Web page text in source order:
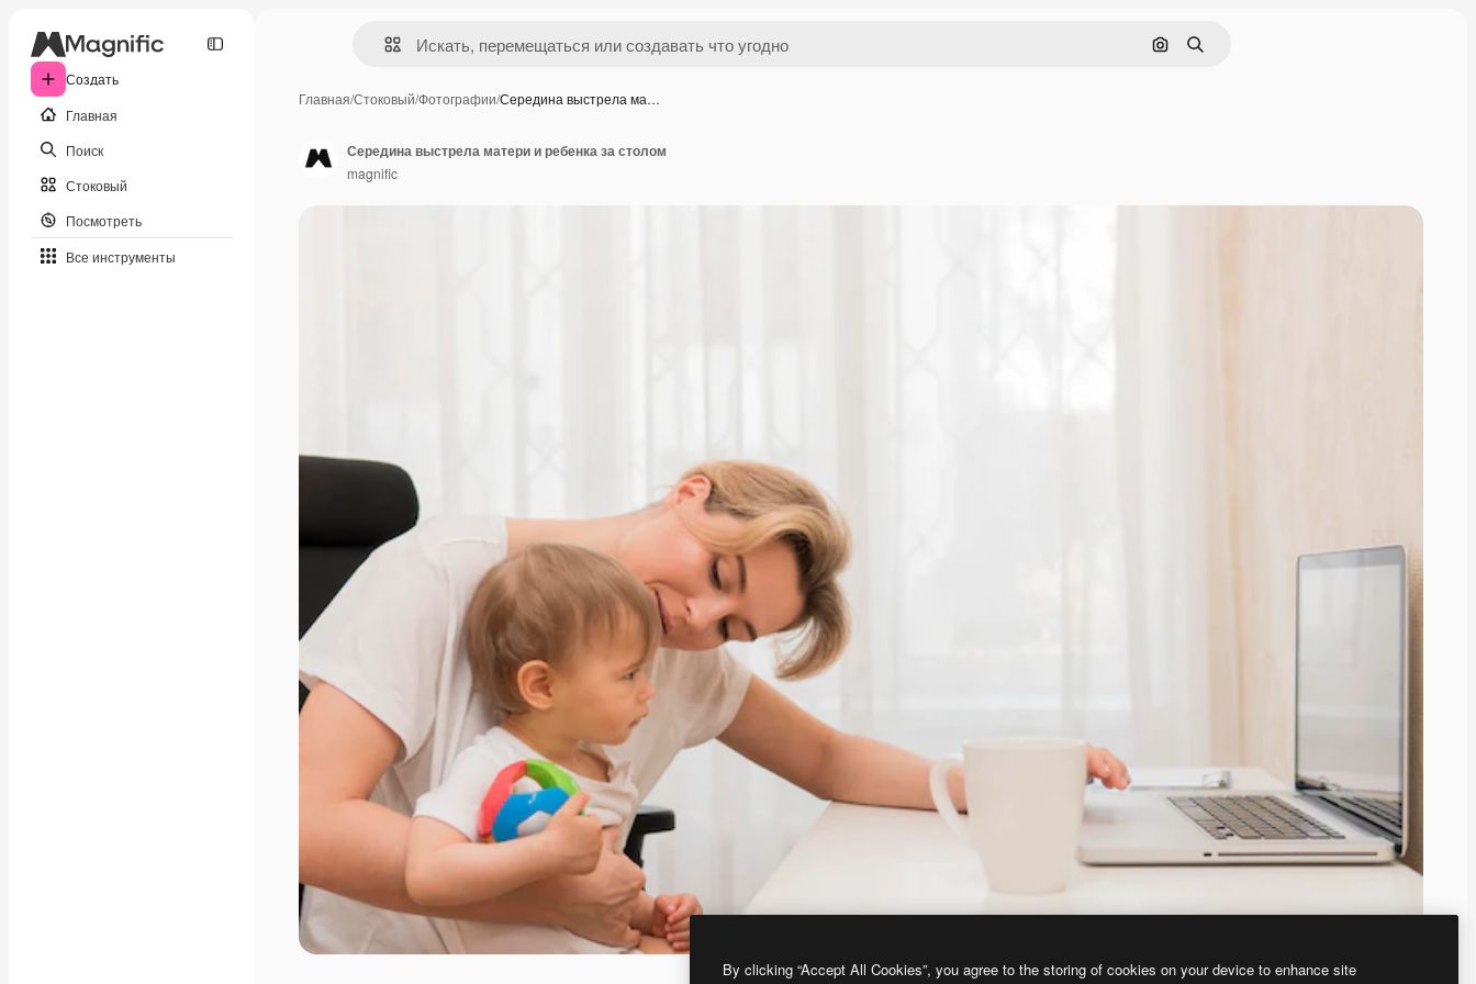
Создать
Главная
Поиск
Стоковый
Посмотреть
Все инструменты
Поиск по изображению
Поиск
Главная/Стоковый/Фотографии/Середина выстрела ма…
Середина выстрела матери и ребенка за столом
magnific
By clicking “Accept All Cookies”, you agree to the storing of cookies on your device to enhance site